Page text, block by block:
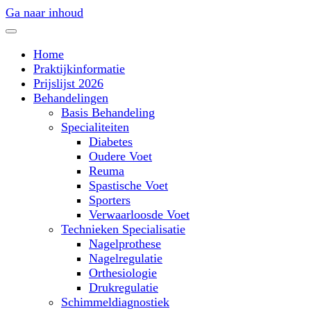
Ga naar inhoud
Home
Praktijkinformatie
Prijslijst 2026
Behandelingen
Basis Behandeling
Specialiteiten
Diabetes
Oudere Voet
Reuma
Spastische Voet
Sporters
Verwaarloosde Voet
Technieken Specialisatie
Nagelprothese
Nagelregulatie
Orthesiologie
Drukregulatie
Schimmeldiagnostiek